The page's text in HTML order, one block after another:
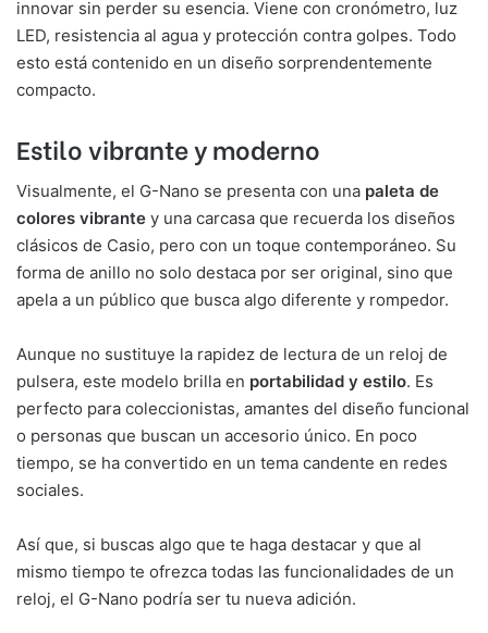
innovar sin perder su esencia. Viene con cronómetro, luz
LED, resistencia al agua y protección contra golpes. Todo
esto está contenido en un diseño sorprendentemente
compacto.
Estilo vibrante y moderno
Visualmente, el G-Nano se presenta con una paleta de
colores vibrante y una carcasa que recuerda los diseños
clásicos de Casio, pero con un toque contemporáneo. Su
forma de anillo no solo destaca por ser original, sino que
apela a un público que busca algo diferente y rompedor.
Aunque no sustituye la rapidez de lectura de un reloj de
pulsera, este modelo brilla en portabilidad y estilo. Es
perfecto para coleccionistas, amantes del diseño funcional
o personas que buscan un accesorio único. En poco
tiempo, se ha convertido en un tema candente en redes
sociales.
Así que, si buscas algo que te haga destacar y que al
mismo tiempo te ofrezca todas las funcionalidades de un
reloj, el G-Nano podría ser tu nueva adición.